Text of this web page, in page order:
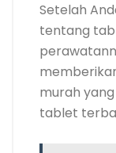
Setelah
tentang
murah
tablet